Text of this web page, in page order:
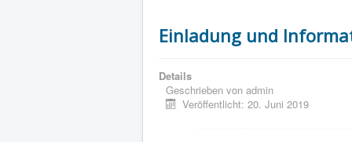
Einladung und
Details
Geschrieben von admin
Veröffentlicht: 20. Juni 2019